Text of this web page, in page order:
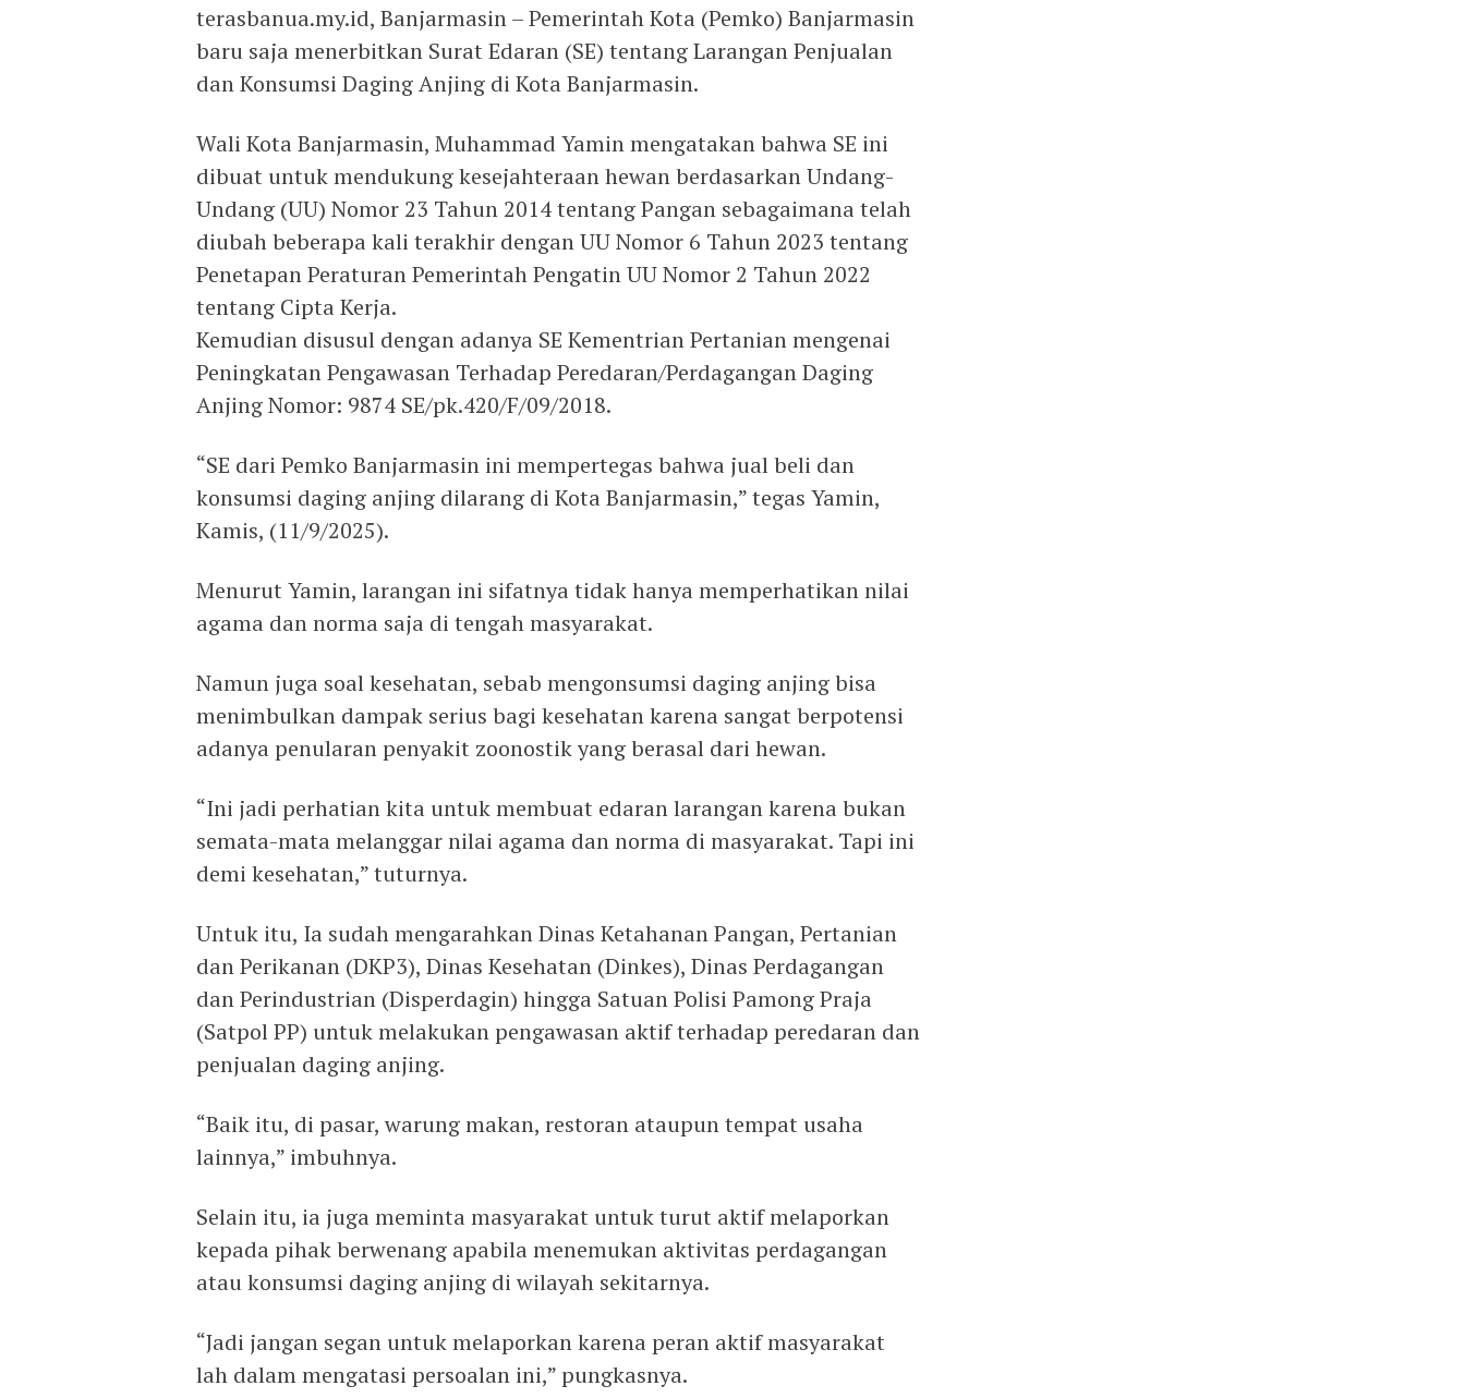
terasbanua.my.id, Banjarmasin – Pemerintah Kota (Pemko) Banjarmasin
baru saja menerbitkan Surat Edaran (SE) tentang Larangan Penjualan
dan Konsumsi Daging Anjing di Kota Banjarmasin.
Wali Kota Banjarmasin, Muhammad Yamin mengatakan bahwa SE ini
dibuat untuk mendukung kesejahteraan hewan berdasarkan Undang-
Undang (UU) Nomor 23 Tahun 2014 tentang Pangan sebagaimana telah
diubah beberapa kali terakhir dengan UU Nomor 6 Tahun 2023 tentang
Penetapan Peraturan Pemerintah Pengatin UU Nomor 2 Tahun 2022
tentang Cipta Kerja.
Kemudian disusul dengan adanya SE Kementrian Pertanian mengenai
Peningkatan Pengawasan Terhadap Peredaran/Perdagangan Daging
Anjing Nomor: 9874 SE/pk.420/F/09/2018.
“SE dari Pemko Banjarmasin ini mempertegas bahwa jual beli dan
konsumsi daging anjing dilarang di Kota Banjarmasin,” tegas Yamin,
Kamis, (11/9/2025).
Menurut Yamin, larangan ini sifatnya tidak hanya memperhatikan nilai
agama dan norma saja di tengah masyarakat.
Namun juga soal kesehatan, sebab mengonsumsi daging anjing bisa
menimbulkan dampak serius bagi kesehatan karena sangat berpotensi
adanya penularan penyakit zoonostik yang berasal dari hewan.
“Ini jadi perhatian kita untuk membuat edaran larangan karena bukan
semata-mata melanggar nilai agama dan norma di masyarakat. Tapi ini
demi kesehatan,” tuturnya.
Untuk itu, Ia sudah mengarahkan Dinas Ketahanan Pangan, Pertanian
dan Perikanan (DKP3), Dinas Kesehatan (Dinkes), Dinas Perdagangan
dan Perindustrian (Disperdagin) hingga Satuan Polisi Pamong Praja
(Satpol PP) untuk melakukan pengawasan aktif terhadap peredaran dan
penjualan daging anjing.
“Baik itu, di pasar, warung makan, restoran ataupun tempat usaha
lainnya,” imbuhnya.
Selain itu, ia juga meminta masyarakat untuk turut aktif melaporkan
kepada pihak berwenang apabila menemukan aktivitas perdagangan
atau konsumsi daging anjing di wilayah sekitarnya.
“Jadi jangan segan untuk melaporkan karena peran aktif masyarakat
lah dalam mengatasi persoalan ini,” pungkasnya.